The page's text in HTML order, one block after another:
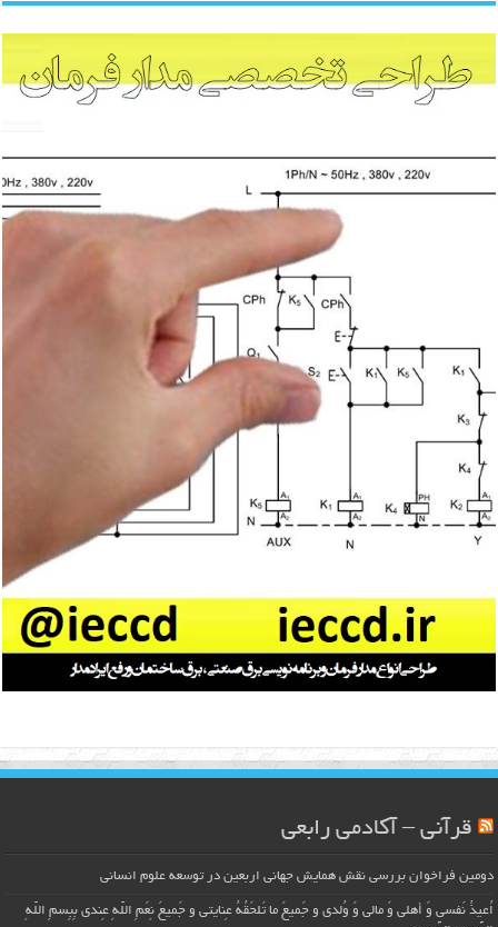
قرآنی – آکادمی رابعی
دومین فراخوان بررسی نقش همایش جهانی اربعین در توسعه علوم انسانی
اُعیذُ نَفسی وَ أهلی وَ مالی وَ وُلدی و جَمیعَ ما تَلحَقُهُ عِنایتی و جَمیعَ نِعَمِ اللّهِ عِندی بِبِسمِ اللّهِ